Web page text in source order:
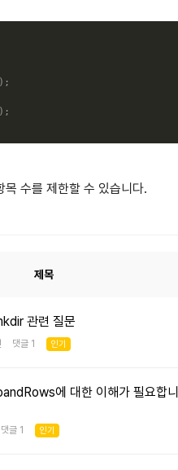
) ;
;
수를 제한할 수 있습니다.
제목
관련 질문
댓글 1 인기
에 대한 이해가 필요합니
글 1 인기